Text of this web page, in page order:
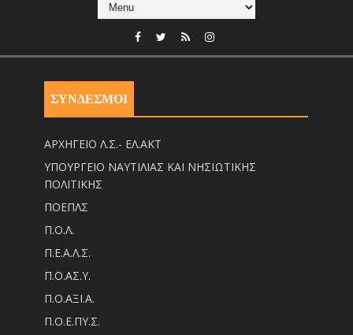
ΣΥΝΔΕΣΜΟΙ
ΑΡΧΗΓΕΙΟ Λ.Σ.- ΕΛ.ΑΚΤ
ΥΠΟΥΡΓΕΙΟ ΝΑΥΤΙΛΙΑΣ ΚΑΙ ΝΗΣΙΩΤΙΚΗΣ
ΠΟΛΙΤΙΚΗΣ
ΠΟΕΠΛΣ
Π.Ο.Λ.
Π.Ε.Α.Λ.Σ.
Π.Ο.ΑΣ.Υ.
Π.Ο.ΑΞΙ.Α.
Π.Ο.Ε.ΠΥ.Σ.